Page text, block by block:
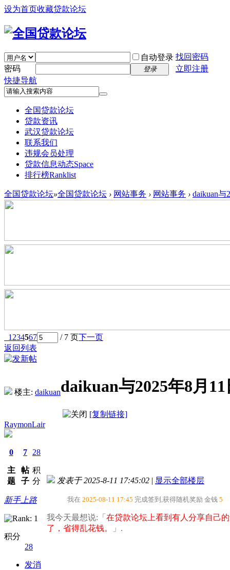
设为首页收藏贷款论坛
自动登录 找回密码
密码
登录
立即注册
快捷导航
全国贷款论坛
贷款资讯
武汉贷款论坛
联系我们
违规会员处理
贷款信息动态Space
排行榜Ranklist
全国贷款论坛»全国贷款论坛 › 网站事务 › 网站事务 › daikuan
1 234567 / 7 页下一页
返回列表
楼主: daikuandaikuan与2025年8月
[复制链接]
RaymonLair
0
主
题
7
帖
子
28
积
分
新手上路
积分
28
发消
发表于 2025-8-11 17:45:02 | 显示全部楼层
我在 2025-08-11 17:45 完成签到,获得随机奖励 金钱 5
我今天最想说:「 在贷款论坛上看到有人分享自己
了，省得乱花钱。​
」.